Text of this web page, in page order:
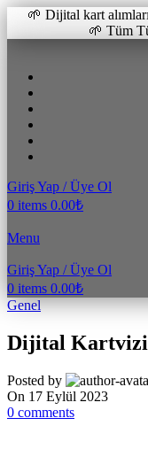
🌱 Dijital kart
🌱 Tüm
Giriş Yap / Üye Ol
0 items 0.00₺
Menu
Giriş Yap / Üye Ol
0 items 0.00₺
Genel
Dijital
Posted by
On 17 Eylül 2023
0 comments